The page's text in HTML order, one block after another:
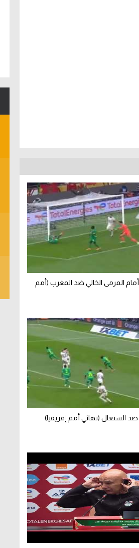
المرمى الخالي ضد المغرب (أمم
ضد السنغال (نهائي أمم إفريقيا)